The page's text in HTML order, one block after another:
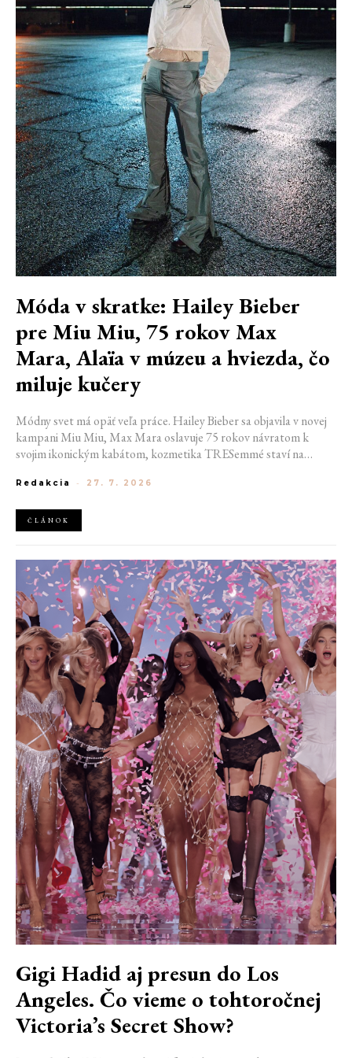
Móda v skratke: Hailey Bieber
pre Miu Miu, 75 rokov Max
Mara, Alaïa v múzeu a hviezda, čo
miluje kučery
Módny svet má opäť veľa práce. Hailey Bieber sa objavila v novej
kampani Miu Miu, Max Mara oslavuje 75 rokov návratom k
svojim ikonickým kabátom, kozmetika TRESemmé staví na
a v San Franciscu pripravujú prvú veľkú americkú retrospektívu
Redakcia - 27. 7. 2026
ČLÁNOK
Gigi Hadid aj presun do Los
Angeles. Čo vieme o tohtoročnej
Victoria’s Secret Show?